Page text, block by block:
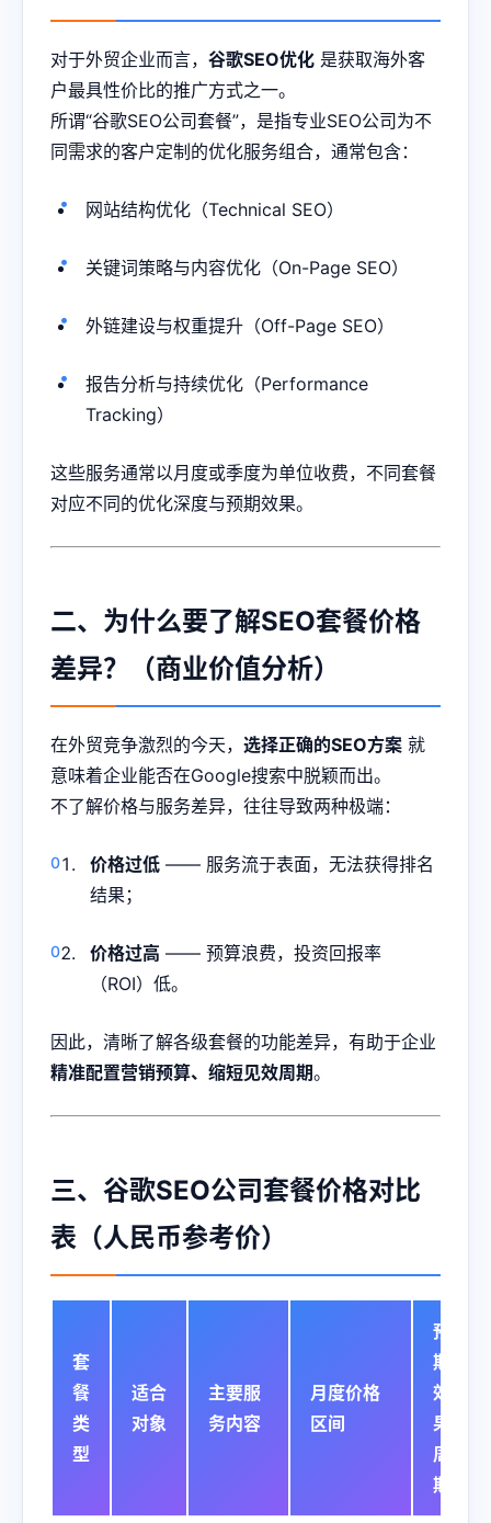
对于外贸企业而言， 谷歌SEO优化 是获取海外客
户最具性价比的推广方式之一。
所谓“谷歌SEO公司套餐”，是指专业SEO公司为不
同需求的客户定制的优化服务组合，通常包含：
网站结构优化（Technical SEO）
关键词策略与内容优化（On-Page SEO）
外链建设与权重提升（Off-Page SEO）
报告分析与持续优化（Performance
Tracking）
这些服务通常以月度或季度为单位收费，不同套餐
对应不同的优化深度与预期效果。
二、为什么要了解SEO套餐价格
差异？（商业价值分析）
在外贸竞争激烈的今天， 选择正确的SEO方案 就
意味着企业能否在Google搜索中脱颖而出。
不了解价格与服务差异，往往导致两种极端：
价格过低 —— 服务流于表面，无法获得排名
结果；
价格过高 —— 预算浪费，投资回报率
（ROI）低。
因此，清晰了解各级套餐的功能差异，有助于企业
精准配置营销预算、缩短见效周期。
三、谷歌SEO公司套餐价格对比
表（人民币参考价）
套
餐
类
型
适合
对象
主要服
务内容
月度价格
区间
预
期
效
果
周
期